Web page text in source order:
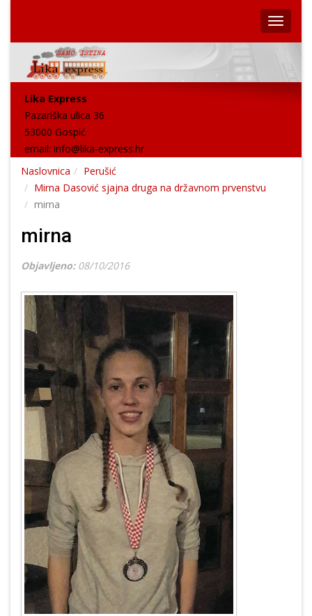
Lika Express
Pazariška ulica 36
53000 Gospić
email: info@lika-express.hr
Naslovnica
Perušić
Mirna Dasović sjajna druga na državnom prvenstvu
mirna
mirna
Objavljeno: 08/10/2016